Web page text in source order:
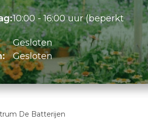
10:00 - 16:00 uur (beperkt
Gesloten
Gesloten
De Batterijen